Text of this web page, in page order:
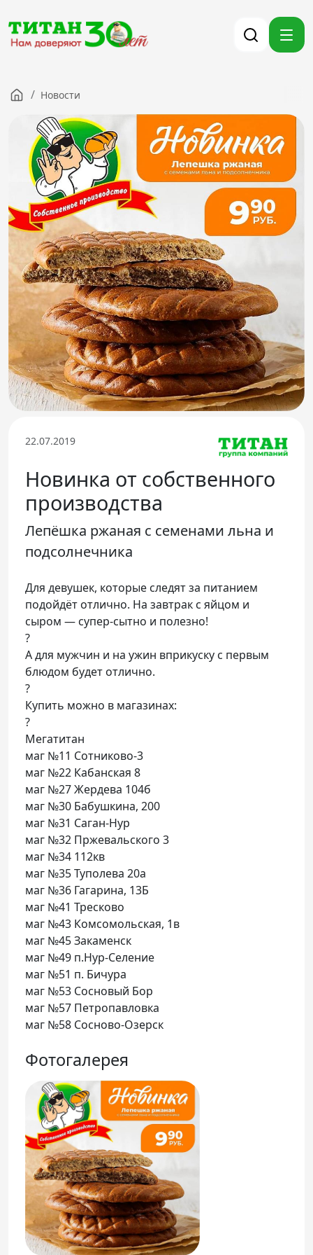
Компания
Партнерам
Тендеры
Вакансии
Новости
Контакты
Версия для слабовидящих
8 (3012) 411-099
Телефон доверия
/ Новости
22.07.2019
Новинка от собственного
производства
Лепёшка ржаная с семенами льна и
подсолнечника
Для девушек, которые следят за питанием
подойдёт отлично. На завтрак с яйцом и
сыром — супер-сытно и полезно!
?
А для мужчин и на ужин вприкуску с первым
блюдом будет отлично.
?
Купить можно в магазинах:
?
Мегатитан
маг №11 Сотниково-3
маг №22 Кабанская 8
маг №27 Жердева 104б
маг №30 Бабушкина, 200
маг №31 Саган-Нур
маг №32 Пржевальского 3
маг №34 112кв
маг №35 Туполева 20а
маг №36 Гагарина, 13Б
маг №41 Тресково
маг №43 Комсомольская, 1в
маг №45 Закаменск
маг №49 п.Нур-Селение
маг №51 п. Бичура
маг №53 Сосновый Бор
маг №57 Петропавловка
маг №58 Сосново-Озерск
Фотогалерея